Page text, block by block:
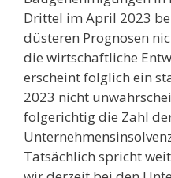
Drittel im April 2023
düsteren Prognosen
die wirtschaftliche
erscheint folglich ein
2023 nicht
folgerichtig die Zahl
Tatsächlich spricht